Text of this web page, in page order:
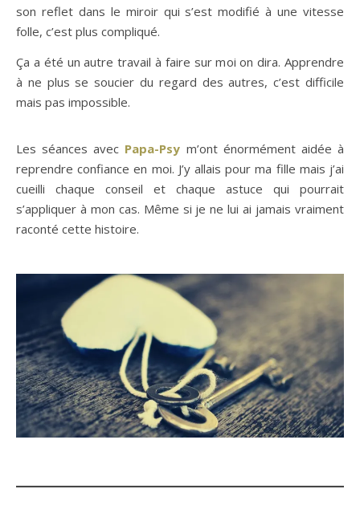
son reflet dans le miroir qui s’est modifié à une vitesse
folle, c’est plus compliqué.
Ça a été un autre travail à faire sur moi on dira. Apprendre
à ne plus se soucier du regard des autres, c’est difficile
mais pas impossible.
Les séances avec Papa-Psy m’ont énormément aidée à
reprendre confiance en moi. J’y allais pour ma fille mais j’ai
cueilli chaque conseil et chaque astuce qui pourrait
s’appliquer à mon cas. Même si je ne lui ai jamais vraiment
raconté cette histoire.